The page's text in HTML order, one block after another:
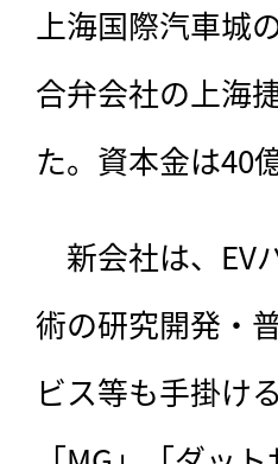
上海国際汽車城
合弁会社の上海
た。資本金は40
新会社は、 EV
術の研究開発・
ビス等も手掛け